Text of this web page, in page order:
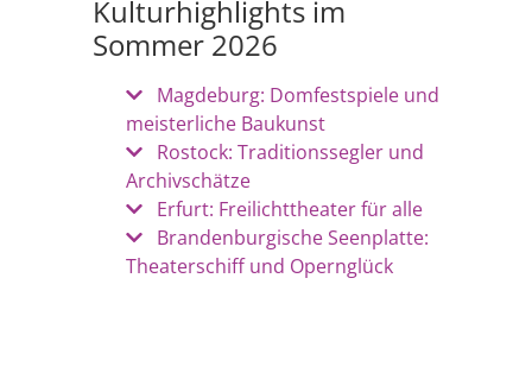
Kulturhighlights im
Sommer 2026
Magdeburg: Domfestspiele und
meisterliche Baukunst
Rostock: Traditionssegler und
Archivschätze
Erfurt: Freilichttheater für alle
Brandenburgische Seenplatte:
Theaterschiff und Opernglück